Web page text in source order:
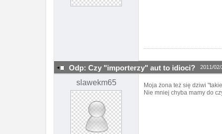
Odp: Czy "importerzy" aut to idioci? 2011/
slawekm65
Moja żona też się dziwi
Nie mniej chyba mamy do